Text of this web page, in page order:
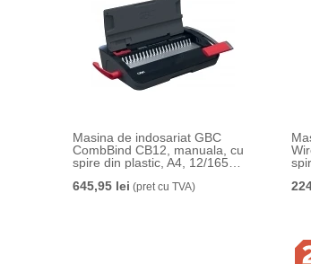
Masina de indosariat GBC
CombBind CB12, manuala, cu
spire din plastic, A4, 12/165
645,95 lei (pret cu TVA)